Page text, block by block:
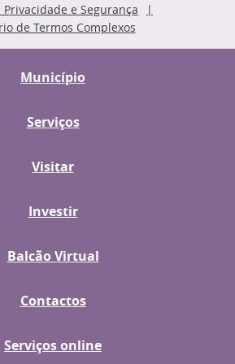
Privacidade e Segurança
de Termos Complexos
Município
Serviços
Visitar
Investir
Balcão Virtual
Contactos
Serviços online